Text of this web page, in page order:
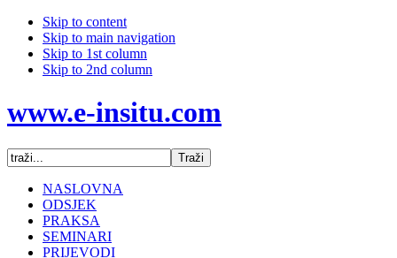
Skip to content
Skip to main navigation
Skip to 1st column
Skip to 2nd column
www.e-insitu.com
NASLOVNA
ODSJEK
PRAKSA
SEMINARI
PRIJEVODI